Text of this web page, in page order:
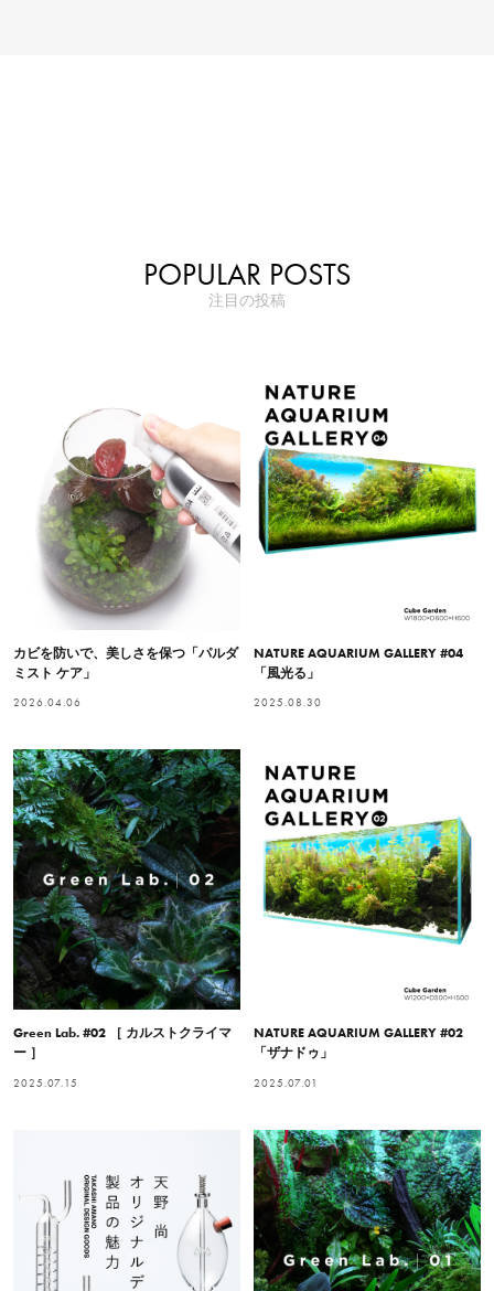
POPULAR POSTS
注目の投稿
カビを防いで、美しさを保つ「パルダ
ミスト ケア」
2026.04.06
NATURE AQUARIUM GALLERY #04
「風光る」
2025.08.30
Green Lab. #02 ［ カルストクライマ
ー ］
2025.07.15
NATURE AQUARIUM GALLERY #02
「ザナドゥ」
2025.07.01